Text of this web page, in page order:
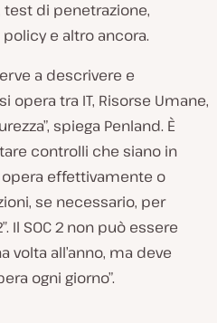
di penetrazione,
e altro ancora.
a descrivere e
tra IT, Risorse Umane,
spiega Penland. È
controlli che siano in
effettivamente o
se necessario, per
Il SOC 2 non può essere
volta all’anno, ma deve
ogni giorno”.